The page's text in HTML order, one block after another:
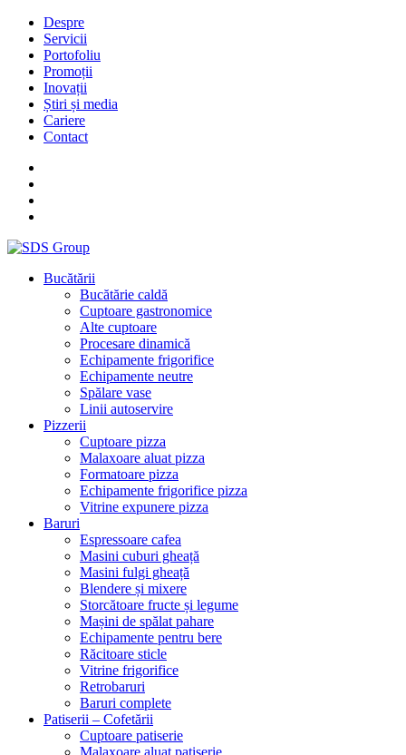
Despre
Servicii
Portofoliu
Promoții
Inovații
Știri și media
Cariere
Contact
Bucătării
Bucătărie caldă
Cuptoare gastronomice
Alte cuptoare
Procesare dinamică
Echipamente frigorifice
Echipamente neutre
Spălare vase
Linii autoservire
Pizzerii
Cuptoare pizza
Malaxoare aluat pizza
Formatoare pizza
Echipamente frigorifice pizza
Vitrine expunere pizza
Baruri
Espressoare cafea
Masini cuburi gheață
Masini fulgi gheață
Blendere și mixere
Storcătoare fructe și legume
Mașini de spălat pahare
Echipamente pentru bere
Răcitoare sticle
Vitrine frigorifice
Retrobaruri
Baruri complete
Patiserii – Cofetării
Cuptoare patiserie
Malaxoare aluat patiserie